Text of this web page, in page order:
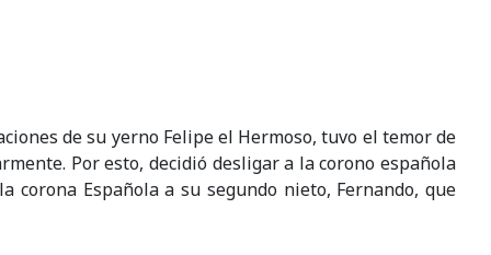
de su yerno Felipe el Hermoso, tuvo el temor de
Por esto, decidió desligar a la corono española
Española a su segundo nieto, Fernando, que